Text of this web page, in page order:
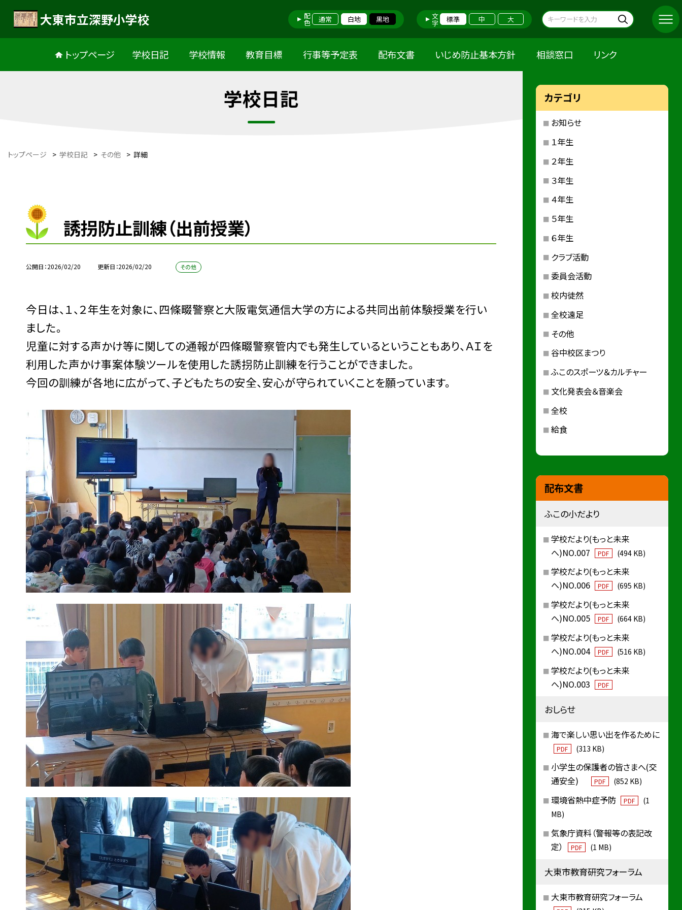
大東市立深野小学校 配色 通常 白地 黒地 文字 標準 中 大
トップページ 学校日記 学校情報 教育目標 行事等予定表 配布文書 いじめ防止基本方針 相談窓口 リンク
学校日記
トップページ > 学校日記 > その他 > 詳細
誘拐防止訓練（出前授業）
公開日 2026/02/20 更新日 2026/02/20 その他
今日は、１、２年生を対象に、四條畷警察と大阪電気通信大学の方による共同出前体験授業を行い
ました。
児童に対する声かけ等に関しての通報が四條畷警察管内でも発生しているということもあり、ＡＩを
利用した声かけ事案体験ツールを使用した誘拐防止訓練を行うことができました。
今回の訓練が各地に広がって、子どもたちの安全、安心が守られていくことを願っています。
カテゴリ
お知らせ
１年生
２年生
３年生
４年生
５年生
６年生
クラブ活動
委員会活動
校内徒然
全校遠足
その他
谷中校区まつり
ふこのスポーツ＆カルチャー
文化発表会＆音楽会
全校
給食
配布文書
ふこの小だより
学校だより(もっと未来
へ)NO.007
PDF (494 KB)
学校だより(もっと未来
へ)NO.006
PDF (695 KB)
学校だより(もっと未来
へ)NO.005
PDF (664 KB)
学校だより(もっと未来
へ)NO.004
PDF (516 KB)
学校だより(もっと未来
へ)NO.003
PDF
おしらせ
海で楽しい思い出を作るために
PDF (313 KB)
小学生の保護者の皆さまへ(交
通安全)
PDF (852 KB)
環境省熱中症予防 PDF
(1
MB)
気象庁資料（警報等の表記改
定）
PDF (1 MB)
大東市教育研究フォーラム
大東市教育研究フォーラム